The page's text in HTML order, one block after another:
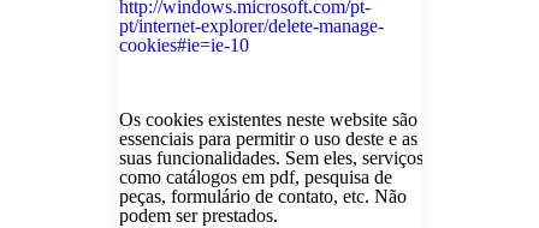
http://windows.microsoft.com/pt-
pt/internet-explorer/delete-manage-
cookies#ie=ie-10
Os cookies existentes neste website são
essenciais para permitir o uso deste e as
suas funcionalidades. Sem eles, serviços
como catálogos em pdf, pesquisa de
peças, formulário de contato, etc. Não
podem ser prestados.